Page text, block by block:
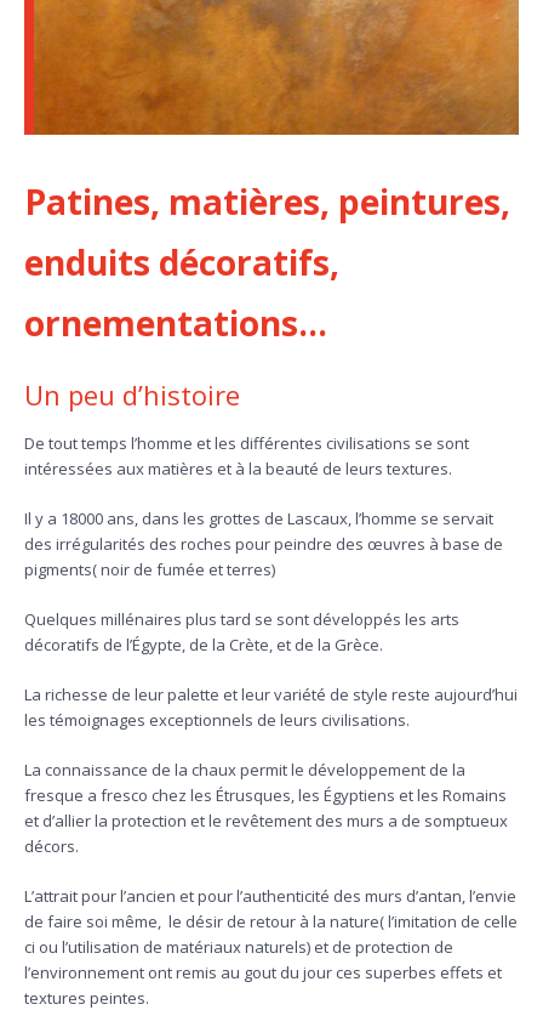
Patines, matières, peintures,
enduits décoratifs,
ornementations…
Un peu d’histoire
De tout temps l’homme et les différentes civilisations se sont
intéressées aux matières et à la beauté de leurs textures.
Il y a 18000 ans, dans les grottes de Lascaux, l’homme se servait
des irrégularités des roches pour peindre des œuvres à base de
pigments( noir de fumée et terres)
Quelques millénaires plus tard se sont développés les arts
décoratifs de l’Égypte, de la Crète, et de la Grèce.
La richesse de leur palette et leur variété de style reste aujourd’hui
les témoignages exceptionnels de leurs civilisations.
La connaissance de la chaux permit le développement de la
fresque a fresco chez les Étrusques, les Égyptiens et les Romains
et d’allier la protection et le revêtement des murs a de somptueux
décors.
L’attrait pour l’ancien et pour l’authenticité des murs d’antan, l’envie
de faire soi même, le désir de retour à la nature( l’imitation de celle
ci ou l’utilisation de matériaux naturels) et de protection de
l’environnement ont remis au gout du jour ces superbes effets et
textures peintes.